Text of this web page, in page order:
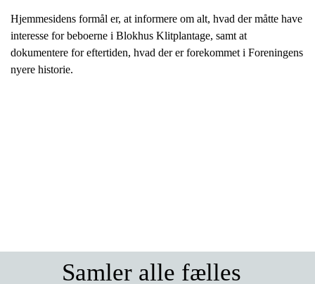
Hjemmesidens formål er, at informere om alt, hvad der måtte have
interesse for beboerne i Blokhus Klitplantage, samt at
dokumentere for eftertiden, hvad der er forekommet i Foreningens
nyere historie.
Samler alle fælles